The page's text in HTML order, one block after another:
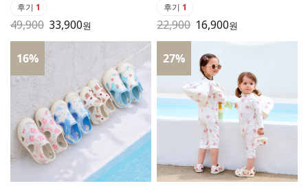
후기 1
49,900 33,900원
후기 1
22,900 16,900원
16% 27%